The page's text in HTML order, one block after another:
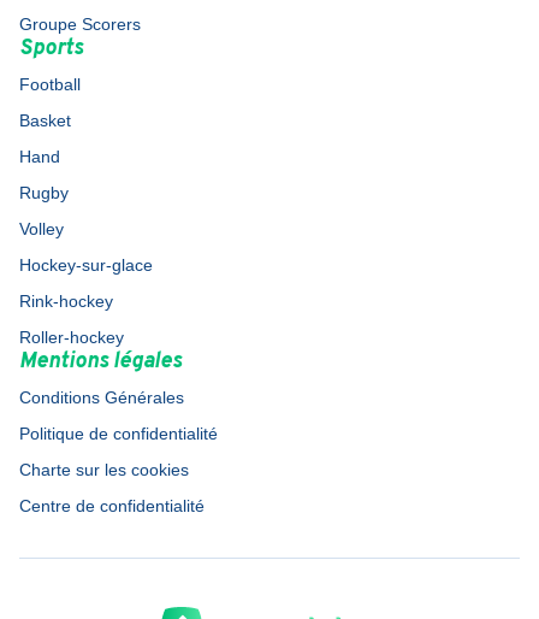
Groupe Scorers
Sports
Football
Basket
Hand
Rugby
Volley
Hockey-sur-glace
Rink-hockey
Roller-hockey
Mentions légales
Conditions Générales
Politique de confidentialité
Charte sur les cookies
Centre de confidentialité